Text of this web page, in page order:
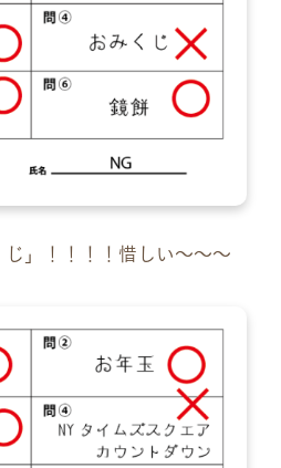
じ」！！！！惜しい〜〜〜